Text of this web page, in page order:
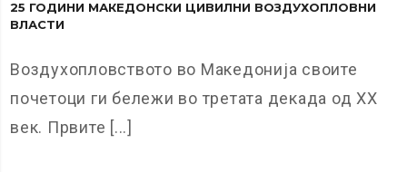
25 ГОДИНИ МАКЕДОНСКИ ЦИВИЛНИ ВОЗДУХОПЛОВНИ
ВЛАСТИ
Воздухопловството во Македонија своите
почетоци ги бележи во третата декада од XX
век. Првите [...]